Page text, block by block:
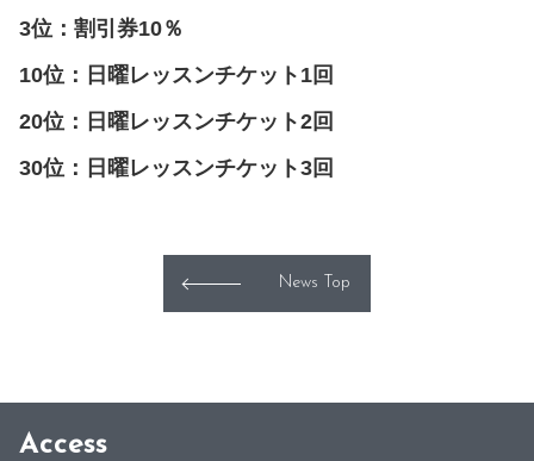
3位：割引券10％
10位：日曜レッスンチケット1回
20位：日曜レッスンチケット2回
30位：日曜レッスンチケット3回
News Top
Access